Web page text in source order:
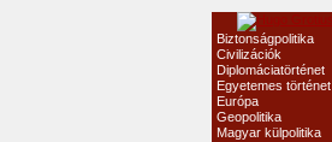
Biztonságpolitika
Civilizációk
Diplomáciatörténet
Egyetemes történet
Európa
Geopolitika
Magyar külpolitika